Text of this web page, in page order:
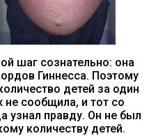
шаг сознательно: она
Гиннесса. Поэтому
детей за один
не сообщила, и тот со
узнал правду. Он не был
количеству детей.